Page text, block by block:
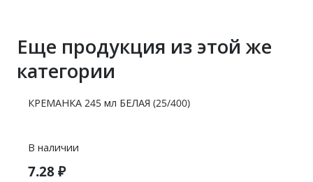
Еще продукция из этой же
категории
КРЕМАНКА 245 мл БЕЛАЯ (25/400)
В наличии
7.28₽